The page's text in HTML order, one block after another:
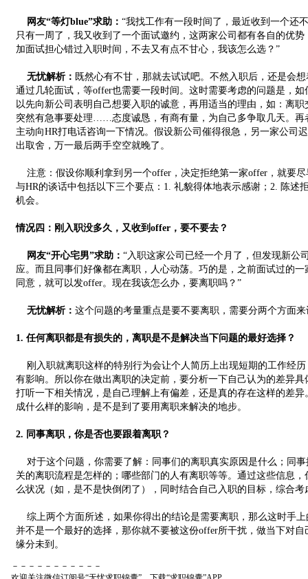
网友“等灯blue”求助： “我找工作有一段时间了，最近收到一个还
只有一周了，我又收到了一个面试邀约，这两家公司都有各自的优
加面试担心错过入职时间，不去又有点不甘心，我该怎么选？”
无忧解析： 既然心有不甘，那就去试试吧。不然入职后，还是会
通过几轮面试，等offer也需要一段时间。这时需要考虑的问题是，
以先向新公司表明自己想要入职的诚意，再用适当的理由，如：离
突然有急事要处理……态度诚恳，有商有量，为自己多争取几天。再
主动向HR打电话咨询一下情况。假设新公司催得很急，另一家公司
出取舍，万一最后两手空空就晚了。
注意：假设你顺利拿到另一个offer，决定拒绝第一家offer，就要
与HR的谈话中包括以下三个要点：1. 礼貌得体地表示感谢；2. 陈述
机会。
情况四：刚入职没多久，又收到offer，要不要去？
网友“开心宅男”求助： “入职这家公司已经一个月了，但发现新公
应。而且同事们好像都在离职，人心动荡。巧的是，之前面试过的
同意，就可以发offer。现在我该怎么办，要离职吗？”
无忧解析： 这个问题的考量重点是要不要离职，需要分两个方面
1. 任何离职都是有损失的，离职是不是解决当下问题的最好选择？
刚入职就离职这样的特别行为会让个人简历上出现短期的工作经
有影响。所以你在做出离职的决定前，要分析一下自己认为的差异
打听一下相关情况，是自己理解上有偏差，还是真的存在这样的差
成什么样的影响，是不是到了要用离职来解决的地步。
2. 同事离职，你是否也要跟着离职？
对于这个问题，你需要了解：同事们的离职真实原因是什么；同
关的离职流程是怎样的；哪些部门的人有离职等等。通过这些信息
么状况（如，是不是快倒闭了），同时结合自己入职的目标，综合考
综上两个方面所述，如果你得出的结论是需要离职，那么这时手
并不是一个最好的选择，那你就不要被这份offer所干扰，做当下对
缘分未到。
－－－－－－－－－－－